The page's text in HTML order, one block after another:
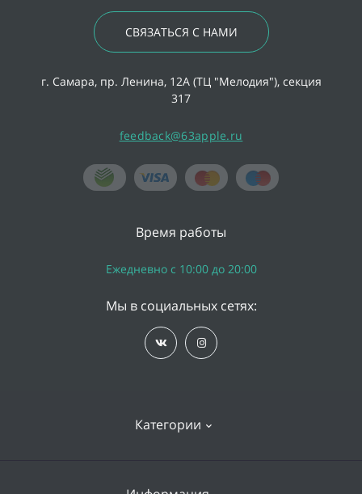
СВЯЗАТЬСЯ С НАМИ
г. Самара, пр. Ленина, 12А (ТЦ "Мелодия"), секция
317
feedback@63apple.ru
Категории
Время работы
Ежедневно с 10:00 до 20:00
Мы в социальных сетях: